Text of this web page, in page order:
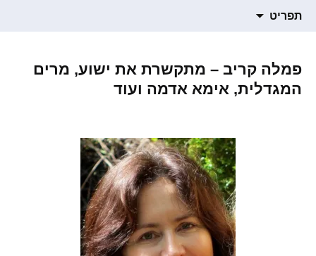
הבלוג של סמדר ברגמן
תרגום חומרים רוחניים
תפריט
פמלה קריב – מתקשרת את ישוע, מרים
המגדלית, אימא אדמה ועוד